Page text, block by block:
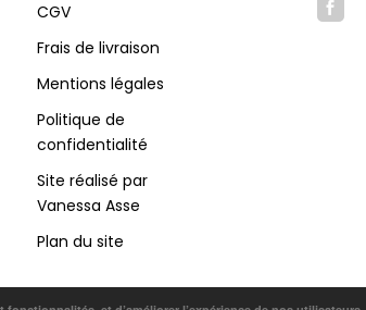
CGV
Frais de livraison
Mentions légales
Politique de
confidentialité
Site réalisé par
Vanessa Asse
Plan du site